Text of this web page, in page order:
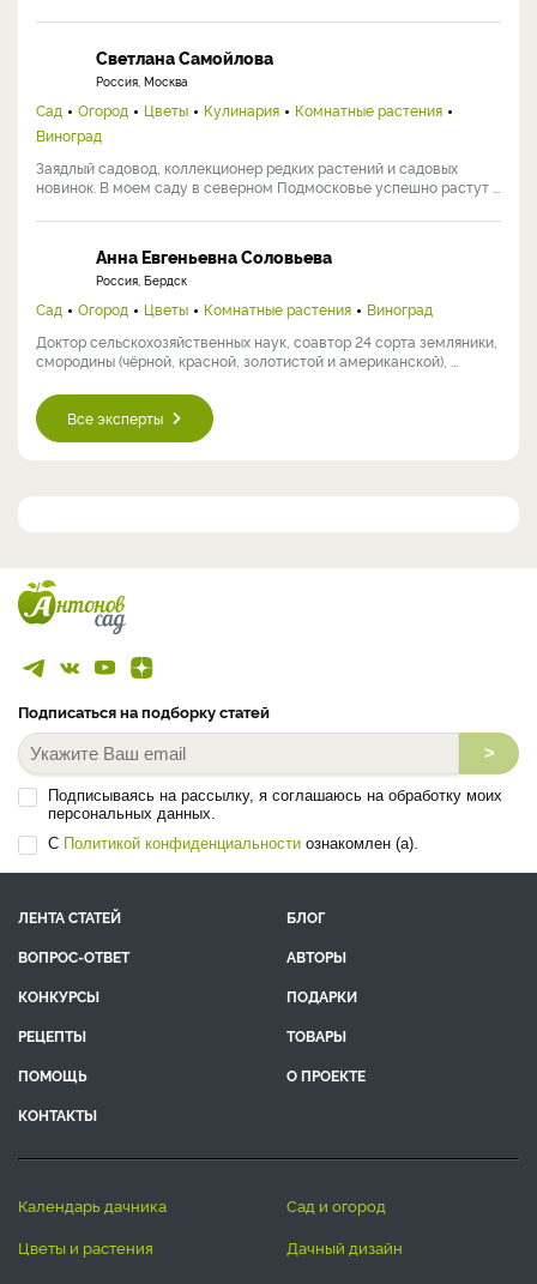
Светлана Самойлова
Россия, Москва
Сад Огород Цветы Кулинария
Комнатные растения
Виноград
Заядлый садовод, коллекционер редких растений и садовых
новинок. В моем саду в северном Подмосковье успешно растут ...
Анна Евгеньевна Соловьева
Россия, Бердск
Сад Огород Цветы Комнатные растения
Виноград
Доктор сельскохозяйственных наук, соавтор 24 сорта земляники,
смородины (чёрной, красной, золотистой и американской), ...
Все эксперты
Подписаться на подборку статей
>
Подписываясь на рассылку, я соглашаюсь на обработку моих
персональных данных.
С Политикой конфиденциальности ознакомлен (а).
ЛЕНТА СТАТЕЙ
БЛОГ
ВОПРОС-ОТВЕТ
АВТОРЫ
КОНКУРСЫ
ПОДАРКИ
РЕЦЕПТЫ
ТОВАРЫ
ПОМОЩЬ
О ПРОЕКТЕ
КОНТАКТЫ
календарь дачника
сад и огород
цветы и растения
дачный дизайн